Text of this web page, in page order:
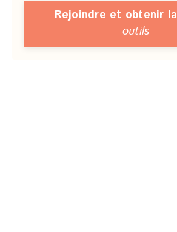
Rejoindre et obtenir la
outils